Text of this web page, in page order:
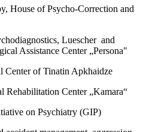
House of Psycho-Correction and
Luescher and
Assistance Center „Persona"
Center of Tinatin Apkhaidze
Rehabilitation Center „Kamara“
on Psychiatry (GIP)